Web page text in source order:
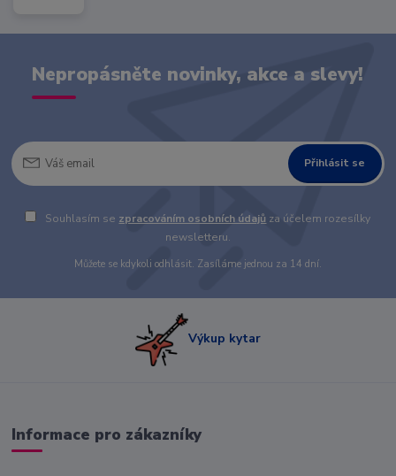
Nepropásněte novinky, akce a slevy!
Přihlásit se
Souhlasím se zpracováním osobních údajů za účelem rozesílky
newsletteru.
Můžete se kdykoli odhlásit. Zasíláme jednou za 14 dní.
Výkup kytar
Informace pro zákazníky